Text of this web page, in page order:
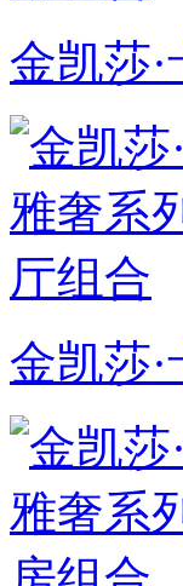
金凯莎
金凯莎